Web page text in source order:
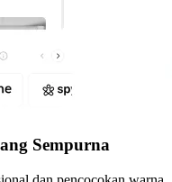
Sempurna